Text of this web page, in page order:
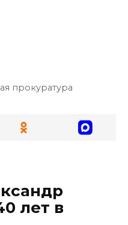
прокуратура
лет в